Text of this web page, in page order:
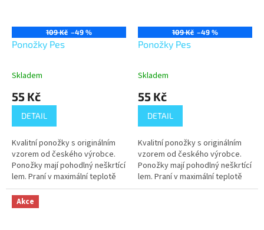
109 Kč –49 %
Ponožky Pes
Skladem
55 Kč
DETAIL
Kvalitní ponožky s originálním
vzorem od českého výrobce.
Ponožky mají pohodlný neškrtící
lem. Praní v maximální teplotě
40°C.
109 Kč –49 %
Ponožky Pes
Skladem
55 Kč
DETAIL
Kvalitní ponožky s originálním
vzorem od českého výrobce.
Ponožky mají pohodlný neškrtící
lem. Praní v maximální teplotě
40°C.
Akce